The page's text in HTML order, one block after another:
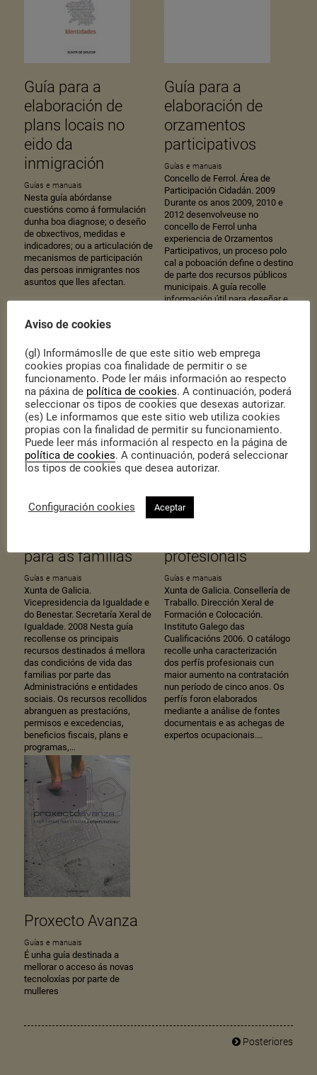
Guía para a
elaboración de
plans locais no
eido da
inmigración
Guías e manuais
Nesta guía abórdanse
cuestións como á formulación
dunha boa diagnose; o deseño
de obxectivos, medidas e
indicadores; ou a articulación de
mecanismos de participación
das persoas inmigrantes nos
asuntos que lles afectan.
Guía para a
elaboración de
orzamentos
participativos
Guías e manuais
Concello de Ferrol. Área de
Participación Cidadán. 2009
Durante os anos 2009, 2010 e
2012 desenvolveuse no
concello de Ferrol unha
experiencia de Orzamentos
Participativos, un proceso polo
cal a poboación define o destino
de parte dos recursos públicos
municipais. A guía recolle
información útil para deseñar e
para as familias
Guías e manuais
Xunta de Galicia.
Vicepresidencia da Igualdade e
do Benestar. Secretaría Xeral de
Igualdade. 2008 Nesta guía
recollense os principais
recursos destinados á mellora
das condicións de vida das
familias por parte das
Administracións e entidades
sociais. Os recursos recollidos
abranguen as prestacións,
permisos e excedencias,
beneficios fiscais, plans e
programas,…
profesionais
Guías e manuais
Xunta de Galicia. Consellería de
Traballo. Dirección Xeral de
Formación e Colocación.
Instituto Galego das
Cualificacións 2006. O catálogo
recolle unha caracterización
dos perfís profesionais cun
maior aumento na contratación
nun período de cinco anos. Os
perfís foron elaborados
mediante a análise de fontes
documentais e as achegas de
expertos ocupacionais.…
Proxecto Avanza
Guías e manuais
É unha guía destinada a
mellorar o acceso ás novas
tecnoloxías por parte de
mulleres
Posteriores
Aviso de cookies
(gl) Informámoslle de que este sitio web emprega
cookies propias coa finalidade de permitir o se
funcionamento. Pode ler máis información ao respecto
na páxina de política de cookies. A continuación, poderá
seleccionar os tipos de cookies que desexas autorizar.
(es) Le informamos que este sitio web utiliza cookies
propias con la finalidad de permitir su funcionamiento.
Puede leer más información al respecto en la página de
política de cookies. A continuación, poderá seleccionar
los tipos de cookies que desea autorizar.
Configuración cookies Aceptar